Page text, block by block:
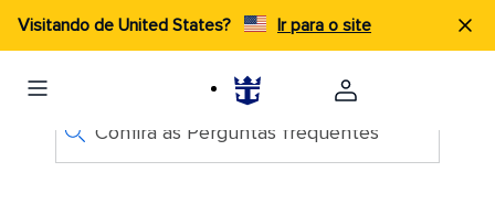
Visitando de United States? Ir para o site
Confira as Perguntas frequentes